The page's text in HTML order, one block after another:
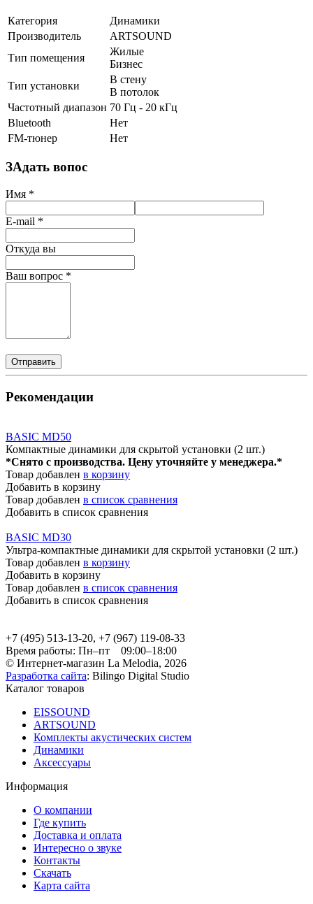
Категория
Динамики
Производитель
ARTSOUND
Тип помещения
Жилые
Бизнес
Тип установки
В стену
В потолок
Частотный диапазон 70 Гц - 20 кГц
Bluetooth
Нет
FM-тюнер
Нет
ЗАдать вопос
Имя *
E-mail *
Откуда вы
Ваш вопрос *
Рекомендации
BASIC MD50
Компактные динамики для скрытой установки (2 шт.)
*Снято с производства. Цену уточняйте у менеджера.*
Товар добавлен в корзину
Добавить в корзину
Товар добавлен в список сравнения
Добавить в список сравнения
BASIC MD30
Ультра-компактные динамики для скрытой установки (2 шт.)
Товар добавлен в корзину
Добавить в корзину
Товар добавлен в список сравнения
Добавить в список сравнения
+7 (495) 513-13-20, +7 (967) 119-08-33
Время работы: Пн–пт 09:00–18:00
© Интернет-магазин La Melodia, 2026
Разработка сайта: Bilingo Digital Studio
Каталог товаров
EISSOUND
ARTSOUND
Комплекты акустических систем
Динамики
Аксессуары
Информация
О компании
Где купить
Доставка и оплата
Интересно о звуке
Контакты
Скачать
Карта сайта